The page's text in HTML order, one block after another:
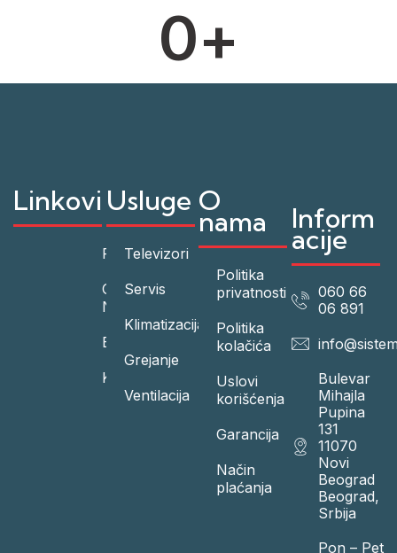
ZADOVOLJNIH KLIJENATA
0+
Linkovi
Početna
O
Nama
Blog
Kontakt
Usluge
Televizori
Servis
Klimatizacija
Grejanje
Ventilacija
O
nama
Politika
privatnosti
Politika
kolačića
Uslovi
korišćenja
Garancija
Način
plaćanja
Inform
acije
060 66
06 891
Bulevar
Mihajla
Pupina
131
11070
Novi
Beograd
Beograd,
Srbija
Pon – Pet